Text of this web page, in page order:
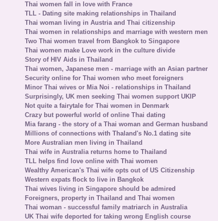
Thai women fall in love with France
TLL - Dating site making relationships in Thailand
Thai woman living in Austria and Thai citizenship
Thai women in relationships and marriage with western men
Two Thai women travel from Bangkok to Singapore
Thai women make Love work in the culture divide
Story of HIV Aids in Thailand
Thai women, Japanese men - marriage with an Asian partner
Security online for Thai women who meet foreigners
Minor Thai wives or Mia Noi - relationships in Thailand
Surprisingly, UK men seeking Thai women support UKIP
Not quite a fairytale for Thai women in Denmark
Crazy but powerful world of online Thai dating
Mia farang - the story of a Thai woman and German husband
Millions of connections with Thaland's No.1 dating site
More Australian men living in Thailand
Thai wife in Australia returns home to Thailand
TLL helps find love online with Thai women
Wealthy American's Thai wife opts out of US Citizenship
Western expats flock to live in Bangkok
Thai wives living in Singapore should be admired
Foreigners, property in Thailand and Thai women
Thai woman - successful family matriarch in Australia
UK Thai wife deported for taking wrong English course